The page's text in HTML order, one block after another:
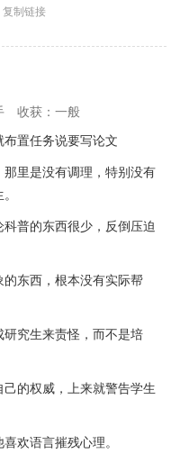
复制链接
收获：一般
置任务说要写论文
里是没有调理，特别没有
普的东西很少，反倒压迫
东西，根本没有实际帮
究生来责怪，而不是培
的权威，上来就警告学生
欢语言摧残心理。